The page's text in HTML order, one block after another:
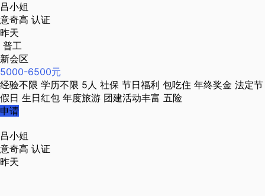
吕小姐
意奇高 认证
昨天
普工
新会区
5000-6500元
经验不限 学历不限 5人 社保 节日福利 包吃住 年终奖金 法定节
假日 生日红包 年度旅游 团建活动丰富 五险
申请
吕小姐
意奇高 认证
昨天